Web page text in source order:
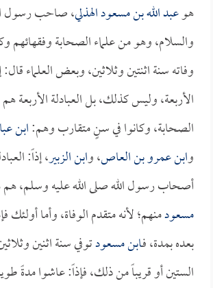
هوعبد الله بن مسعود الهذلي، صاحب رسول
والسلام، وهو من علماء الصحابة وفقهائهم
وفاته سنة اثنتين وثلاثين، وبعض العلماء قال:
الأربعة، وليس كذلك، بل العبادلة الأربعة
الصحابة، وكانوا في سنٍ متقارب وهم:ابن
وابن عمرو بن العاص، وابن الزبير، إذاً:
أصحاب رسول الله صلى الله عليه وسلم،
مسعودمنهم؛ لأنه متقدم الوفاة، وأما أولئك
بعده بمدة، فـابن مسعودتوفي سنة اثنين
الستين أو قريباً من ذلك، فإذاً: عاشوا مدةً